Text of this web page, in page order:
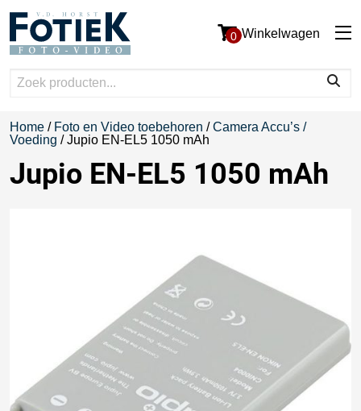
0 Winkelwagen
Home / Foto en Video toebehoren /Camera Accu’s /
Voeding / Jupio EN-EL5 1050 mAh
Jupio EN-EL5 1050 mAh